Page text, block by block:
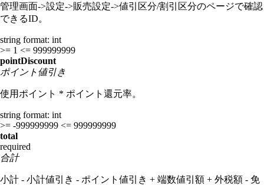
管理画面->設定->販売設定->値引区分/割引区分のページで確認
できるID。
string format: int
>= 1 <= 999999999
pointDiscount
ポイント値引き
使用ポイント * ポイント還元率。
string format: int
>= -999999999 <= 999999999
total
required
合計
小計 - 小計値引き - ポイント値引き + 端数値引額 + 外税額 - 免